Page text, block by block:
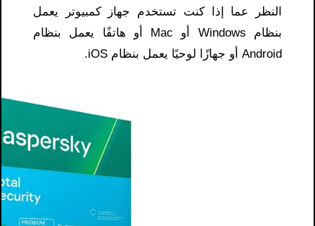
النظر عما إذا كنت تستخدم جهاز كمبيوتر يعمل
بنظام Windows أو Mac أو هاتفًا يعمل بنظام
Android أو جهازًا لوحيًا يعمل بنظام iOS.